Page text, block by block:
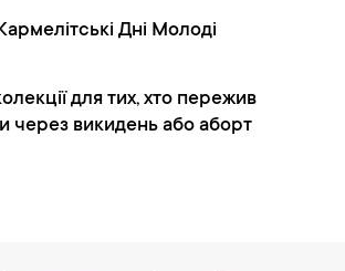
Дні Молоді
для тих, хто пережив
через викидень або аборт